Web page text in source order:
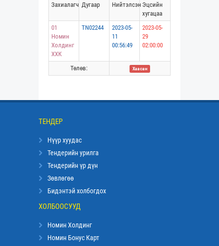
Захиалагч Дугаар Нийтэлсэн Эцсийн
хугацаа
01
Номин
Холдинг
ХХК
TN02244
2023-05-
11
00:56:49
2023-05-
29
02:00:00
Төлөв: Хаасан
ТЕНДЕР
Нүүр хуудас
Тендерийн урилга
Тендерийн үр дүн
Зөвлөгөө
Бидэнтэй холбогдох
ХОЛБООСУУД
Номин Холдинг
Номин Бонус Карт